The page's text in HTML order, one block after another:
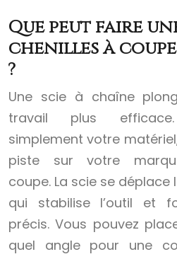
Que peut faire
chenilles à
?
Une scie à chaîne
travail plus
simplement votre
piste sur votre
coupe. La scie se déplace
qui stabilise l’outil et
précis. Vous pouvez
quel angle pour une